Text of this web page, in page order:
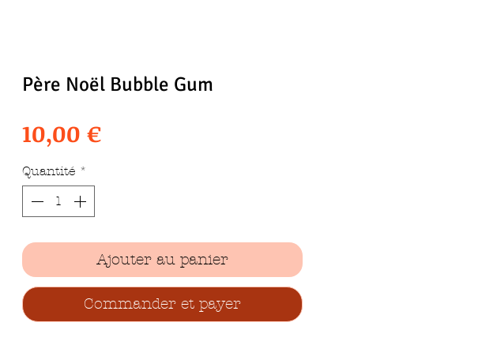
Père Noël Bubble Gum
10,00 €Prix
Quantité *
Ajouter au panier
Commander et payer